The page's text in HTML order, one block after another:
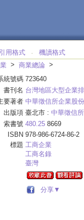
引用格式 ‧ 機讀格式
> 商業總論 >
統號碼 723640
書刊名 台灣地區大型企業
要著者 中華徵信所企業股
出版項 臺北市 : 中華徵信所
索書號 480.25 8669
ISBN 978-986-6724-86-2
標題 工商企業
工商名錄
臺灣
分享▼